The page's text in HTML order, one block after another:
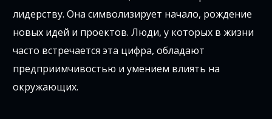
лидерству. Она символизирует начало, рождение
новых идей и проектов. Люди, у которых в жизни
часто встречается эта цифра, обладают
предприимчивостью и умением влиять на
окружающих.